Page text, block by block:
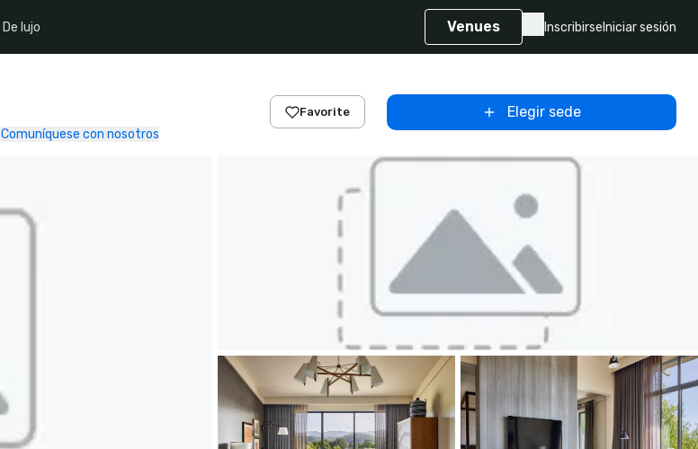
De lujo Venues Inscribirse Iniciar sesión
Comuníquese con nosotros
Favorite Elegir sede